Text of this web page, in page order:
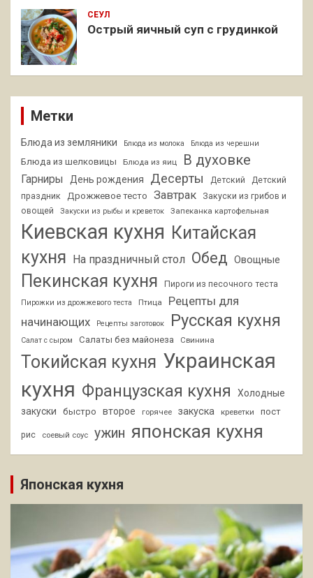
СЕУЛ
Острый яичный суп с грудинкой
Метки
Блюда из земляники Блюда из молока Блюда из черешни
Блюда из шелковицы Блюда из яиц В духовке
Гарниры День рождения Десерты Детский
Детский
праздник
Дрожжевое тесто Завтрак
Закуски из грибов и
овощей
Закуски из рыбы и креветок Запеканка картофельная
Киевская кухня Китайская
кухня На праздничный стол Обед Овощные
Пекинская кухня Пироги из песочного теста
Пирожки из дрожжевого теста Птица
Рецепты для
начинающих
Рецепты заготовок Русская кухня
Салат с сыром Салаты без майонеза Свинина
Токийская кухня Украинская
кухня Французская кухня
Холодные
закуски
быстро второе горячее закуска креветки пост
рис соевый соус ужин японская кухня
Японская кухня